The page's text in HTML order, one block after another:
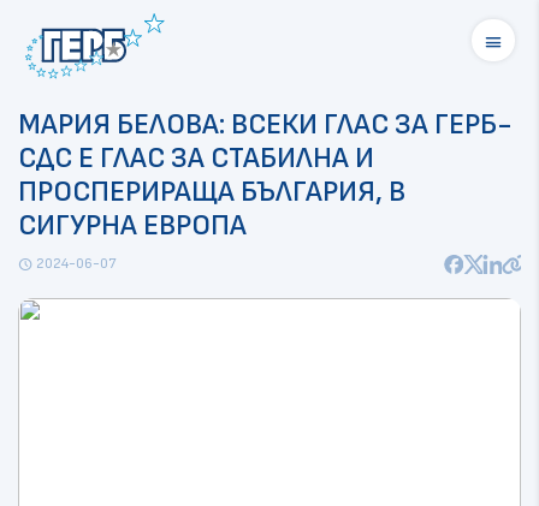
menu
МАРИЯ БЕЛОВА: ВСЕКИ ГЛАС ЗА ГЕРБ-
СДС Е ГЛАС ЗА СТАБИЛНА И
ПРОСПЕРИРАЩА БЪЛГАРИЯ, В
СИГУРНА ЕВРОПА
schedule 2024-06-07